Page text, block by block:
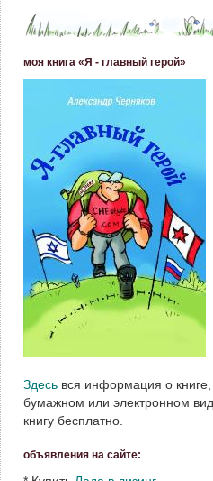
моя книга «Я - главный герой»
Здесь вся информация о
бумажном или электронном
книгу бесплатно.
объявления на сайте: